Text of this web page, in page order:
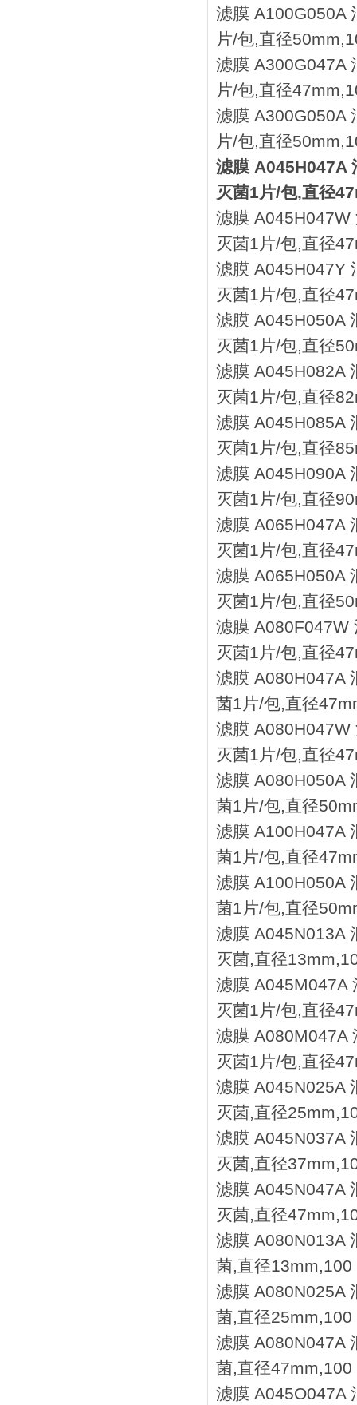
滤膜 A100G050A
片/包,直径
滤膜 A300G047A
片/包,直径
滤膜 A300G050A
片/包,直径
滤膜 A045H047A
灭菌1片/包,直径
滤膜 A045H047W
灭菌1片/包,直径
滤膜 A045H047Y
灭菌1片/包,直径
滤膜 A045H050A
灭菌1片/包,直径
滤膜 A045H082A
灭菌1片/包,直径
滤膜 A045H085A
灭菌1片/包,直径
滤膜 A045H090A
灭菌1片/包,直径
滤膜 A065H047A
灭菌1片/包,直径
滤膜 A065H050A
灭菌1片/包,直径
滤膜 A080F047W
灭菌1片/包,直径
滤膜 A080H047A
菌1片/包,直径
滤膜 A080H047W
灭菌1片/包,直径
滤膜 A080H050A
菌1片/包,直径
滤膜 A100H047A
菌1片/包,直径
滤膜 A100H050A
菌1片/包,直径
滤膜 A045N013A
灭菌,直径
滤膜 A045M047A
灭菌1片/包,直径
滤膜 A080M047A
灭菌1片/包,直径
滤膜 A045N025A
灭菌,直径
滤膜 A045N037A
灭菌,直径
滤膜 A045N047A
灭菌,直径
滤膜 A080N013A
菌,直径13mm,100
滤膜 A080N025A
菌,直径25mm,100
滤膜 A080N047A
菌,直径47mm,100
滤膜 A045O047A